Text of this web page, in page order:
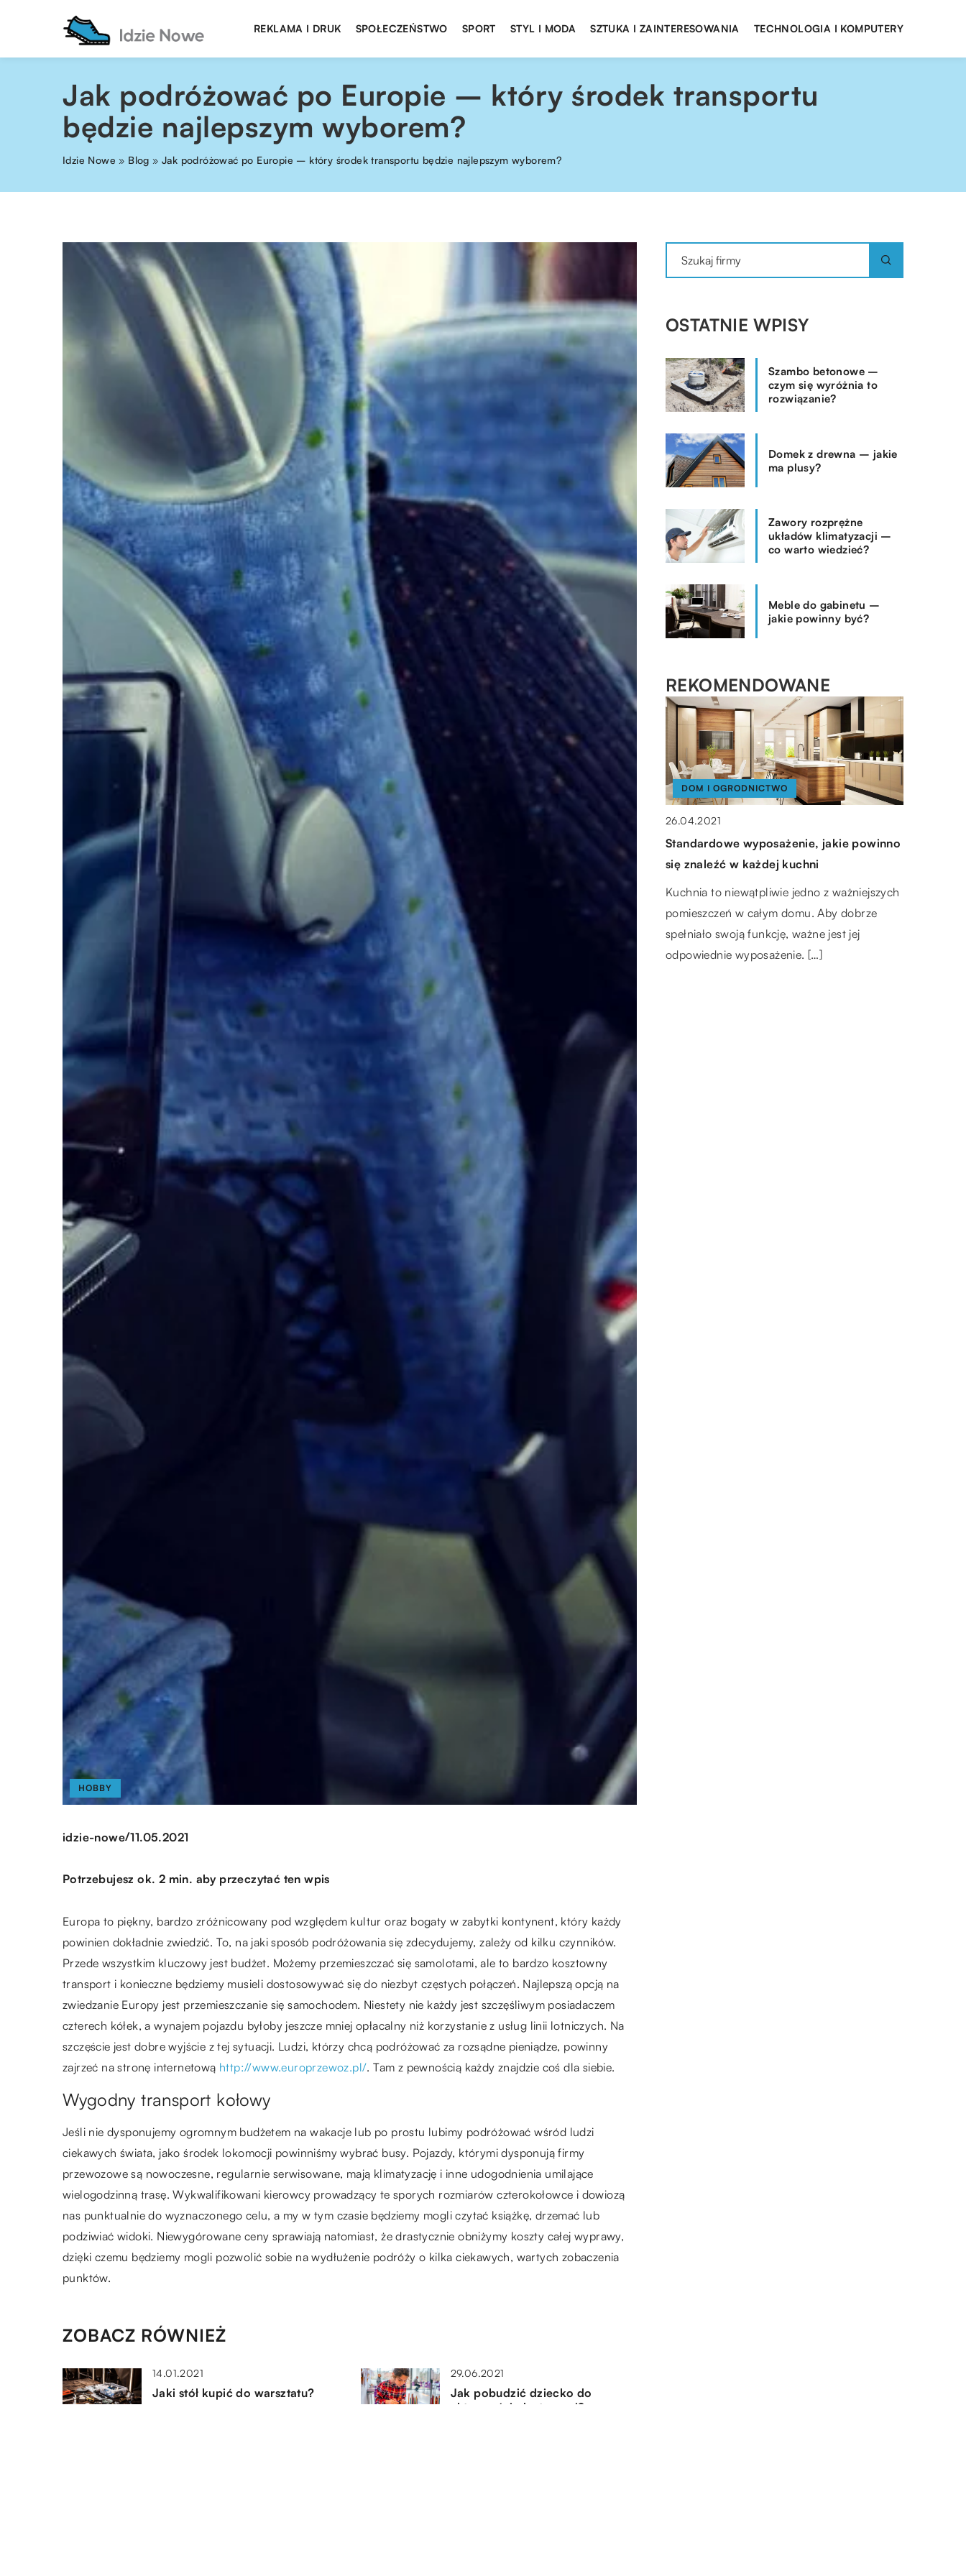
REKLAMA I DRUK SPOŁECZEŃSTWO SPORT STYL I MODA SZTUKA I ZAINTERESOWANIA TECHNOLOGIA I KOMPUTERY
Jak podróżować po Europie – który środek transportu
będzie najlepszym wyborem?
Idzie Nowe » Blog »Jak podróżować po Europie – który środek transportu będzie najlepszym wyborem?
HOBBY
idzie-nowe/11.05.2021
Potrzebujesz ok. 2 min. aby przeczytać ten wpis
Europa to piękny, bardzo zróżnicowany pod względem kultur oraz bogaty w zabytki kontynent, który każdy
powinien dokładnie zwiedzić. To, na jaki sposób podróżowania się zdecydujemy, zależy od kilku czynników.
Przede wszystkim kluczowy jest budżet. Możemy przemieszczać się samolotami, ale to bardzo kosztowny
transport i konieczne będziemy musieli dostosowywać się do niezbyt częstych połączeń. Najlepszą opcją na
zwiedzanie Europy jest przemieszczanie się samochodem. Niestety nie każdy jest szczęśliwym posiadaczem
czterech kółek, a wynajem pojazdu byłoby jeszcze mniej opłacalny niż korzystanie z usług linii lotniczych. Na
szczęście jest dobre wyjście z tej sytuacji. Ludzi, którzy chcą podróżować za rozsądne pieniądze, powinny
zajrzeć na stronę internetową http://www.europrzewoz.pl/. Tam z pewnością każdy znajdzie coś dla siebie.
Wygodny transport kołowy
Jeśli nie dysponujemy ogromnym budżetem na wakacje lub po prostu lubimy podróżować wśród ludzi
ciekawych świata, jako środek lokomocji powinniśmy wybrać busy. Pojazdy, którymi dysponują firmy
przewozowe są nowoczesne, regularnie serwisowane, mają klimatyzację i inne udogodnienia umilające
wielogodzinną trasę. Wykwalifikowani kierowcy prowadzący te sporych rozmiarów czterokołowce i dowiozą
nas punktualnie do wyznaczonego celu, a my w tym czasie będziemy mogli czytać książkę, drzemać lub
podziwiać widoki. Niewygórowane ceny sprawiają natomiast, że drastycznie obniżymy koszty całej wyprawy,
dzięki czemu będziemy mogli pozwolić sobie na wydłużenie podróży o kilka ciekawych, wartych zobaczenia
punktów.
ZOBACZ RÓWNIEŻ
14.01.2021
Jaki stół kupić do warsztatu?
29.06.2021
Jak pobudzić dziecko do
aktywności plastycznej?
OSTATNIE WPISY
Szambo betonowe –
czym się wyróżnia to
rozwiązanie?
Domek z drewna – jakie
ma plusy?
Zawory rozprężne
układów klimatyzacji –
co warto wiedzieć?
Meble do gabinetu –
jakie powinny być?
REKOMENDOWANE
ŻYCIE CODZIENNE
24.07.2020
Jak dobierać sukienki w zależności od
okazji?
W sklepach można znaleźć wiele
oryginalnych fasonów odzieżowych, które
PRZEMYSŁ I TECHNIKA
10.11.2022
Rodzaje klejów i ich zastosowanie
Kleje to substancje, które umożliwiają
sklejanie się rzeczy. Ten artykuł opisuje
właściwości i rodzaje klejów, jak również ich
DOM I OGRODNICTWO
26.04.2021
Standardowe wyposażenie, jakie powinno
się znaleźć w każdej kuchni
Kuchnia to niewątpliwie jedno z ważniejszych
pomieszczeń w całym domu. Aby dobrze
spełniało swoją funkcję, ważne jest jej
odpowiednie wyposażenie. […]